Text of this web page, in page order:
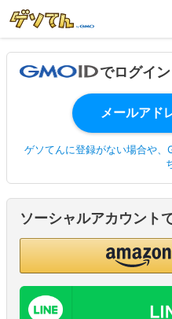
でログイン
ゲソてんに登録がない場合や、
ソーシャルアカウント